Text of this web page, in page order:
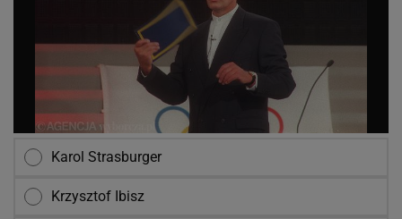
Karol Strasburger
Krzysztof Ibisz